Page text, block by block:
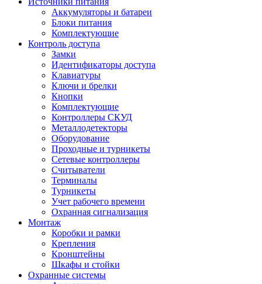
Аккумуляторы и батареи
Блоки питания
Комплектующие
Контроль доступа
Замки
Идентификаторы доступа
Клавиатуры
Ключи и брелки
Кнопки
Комплектующие
Контроллеры СКУД
Металлодетекторы
Оборудование
Проходные и турникеты
Сетевые контроллеры
Считыватели
Терминалы
Турникеты
Учет рабочего времени
Охранная сигнализация
Монтаж
Коробки и рамки
Крепления
Кронштейны
Шкафы и стойки
Охранные системы